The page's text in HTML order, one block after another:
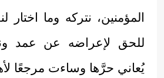
المؤمنين، نتركه وما اختار
للحق لإعراضه عن عمد
يُعاني حرَّها وساءت مرجعًا